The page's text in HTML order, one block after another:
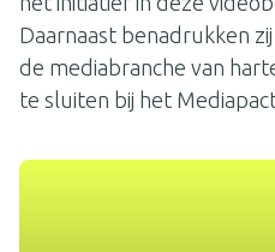
Daarnaast benadrukken
de mediabranche van
te sluiten bij het
Loading the player...